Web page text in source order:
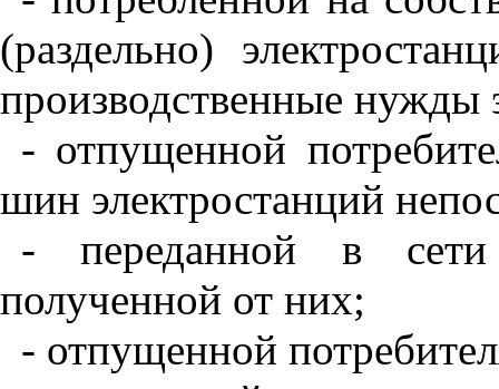
(раздельно)
производственные нужды
- отпущенной
шин электростанций
- переданной в сети
полученной от них;
- отпущенной